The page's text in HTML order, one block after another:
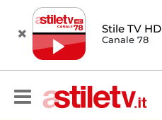
Stile TV HD
Canale 78